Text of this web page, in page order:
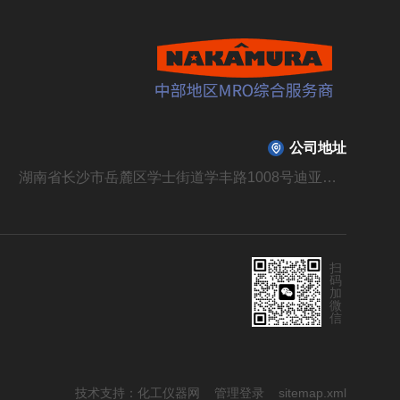
公司地址
湖南省长沙市岳麓区学士街道学丰路1008号迪亚溪谷山庄B310栋104号
扫
码
加
微
信
技术支持： 化工仪器网 管理登录 sitemap.xml